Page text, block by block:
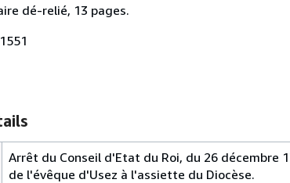
dé-relié, 13 pages.
Arrêt du Conseil d'Etat du Roi, du 26
de l'évêque d'Usez à l'assiette du Diocèse.